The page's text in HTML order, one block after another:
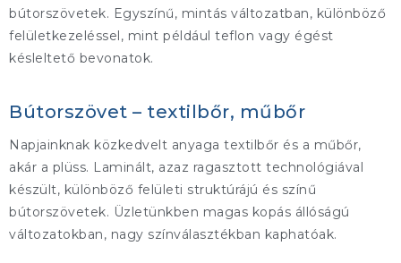
bútorszövetek. Egyszínű, mintás változatban, különböző
felületkezeléssel, mint például teflon vagy égést
késleltető bevonatok.
Bútorszövet – textilbőr, műbőr
Napjainknak közkedvelt anyaga textilbőr és a műbőr,
akár a plüss. Laminált, azaz ragasztott technológiával
készült, különböző felületi struktúrájú és színű
bútorszövetek. Üzletünkben magas kopás állóságú
változatokban, nagy színválasztékban kaphatóak.